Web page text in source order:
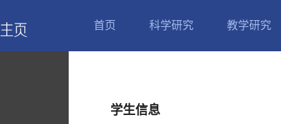
首页 科学研究 教学研究
学生信息